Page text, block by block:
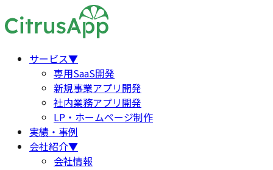
サービス▼
専用SaaS開発
新規事業アプリ開発
社内業務アプリ開発
LP・ホームページ制作
実績・事例
会社紹介▼
会社情報